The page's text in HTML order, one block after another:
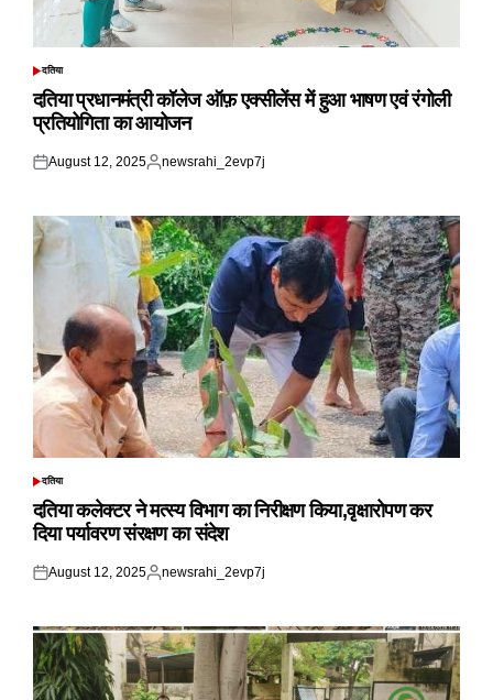
POSTED
दतिया
दतिया प्रधानमंत्री कॉलेज ऑफ़ एक्सीलेंस में हुआ भाषण एवं रंगोली
प्रतियोगिता का आयोजन
Posted
August 12, 2025
Posted
newsrahi_2evp7j
POSTED
दतिया
दतिया कलेक्टर ने मत्स्य विभाग का निरीक्षण किया,वृक्षारोपण कर
दिया पर्यावरण संरक्षण का संदेश
Posted
August 12, 2025
Posted
newsrahi_2evp7j